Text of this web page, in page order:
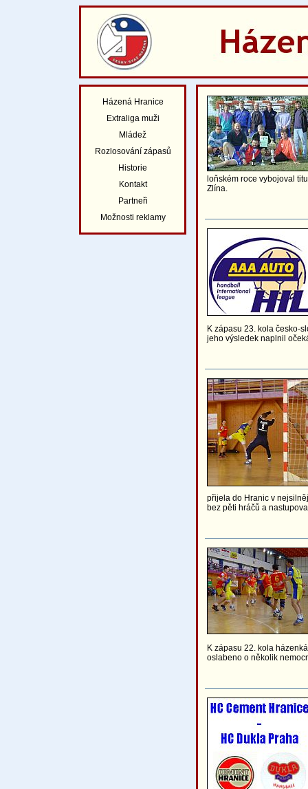
Házená Hranice
Extraliga muži
Mládež
Rozlosování zápasů
Historie
Kontakt
Partneři
Možnosti reklamy
loňském roce vybojoval
Zlína.
K zápasu 23. kola česko-
jeho výsledek naplnil
přijela do Hranic v
bez pěti hráčů a
K zápasu 22. kola
oslabeno o několik